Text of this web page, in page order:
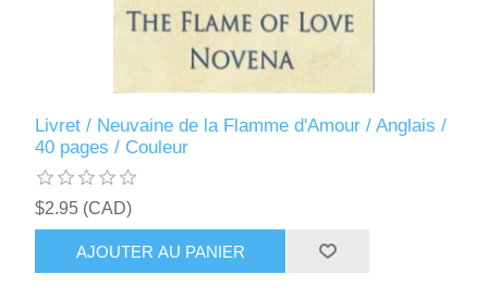
Livret / Neuvaine de la Flamme d'Amour / Anglais /
40 pages / Couleur
$2.95 (CAD)
AJOUTER AU PANIER